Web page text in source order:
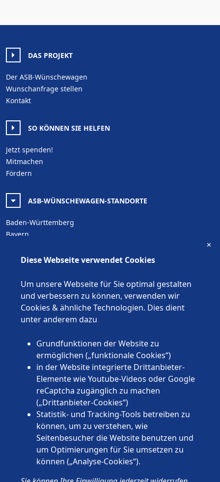
DAS PROJEKT
Der ASB-Wünschewagen
Wunschanfrage stellen
Kontakt
SO KÖNNEN SIE HELFEN
Jetzt spenden!
Mitmachen
Fördern
ASB-WÜNSCHEWAGEN-STANDORTE
Baden-Württemberg
Bayern
Brandenburg
Hamburg
Hessen
Mecklenburg-Vorpommern
Niedersachsen
Rheinland-Pfalz
Sachsen
Sachsen-Anhalt
Schleswig-Holstein
Thüringen
Diese Webseite verwendet Cookies
Um unsere Webseite für Sie optimal gestalten
und verbessern zu können, verwenden wir
Cookies & ähnliche Technologien. Dies dient
unter anderem dazu
Grundfunktionen der Website zu
ermöglichen („funktionale Cookies“)
in der Website integrierte Drittanbieter-
Elemente wie Youtube-Videos oder Google
reCaptcha zugänglich zu machen
(„Drittanbieter-Cookies“)
Statistik- und Tracking-Tools betreiben zu
können, um zu verstehen, wie
Seitenbesucher die Website benutzen und
um Optimierungen für Sie umsetzen zu
können („Analyse-Cookies“).
✕